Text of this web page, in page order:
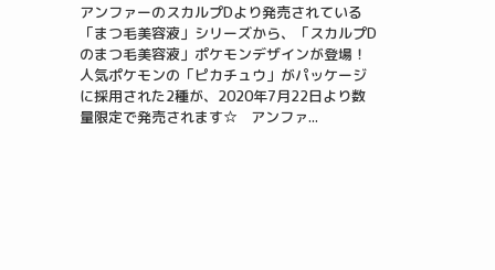
アンファーのスカルプDより発売されている
「まつ毛美容液」シリーズから、「スカルプD
のまつ毛美容液」ポケモンデザインが登場！
人気ポケモンの「ピカチュウ」がパッケージ
に採用された2種が、2020年7月22日より数
量限定で発売されます☆ アンファ...